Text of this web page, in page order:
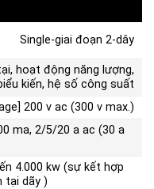
Single-giai đoạn 2-dây
hoạt động năng lượng,
kiến, hệ số công suất
200 v ac (300 v max.)
ma, 2/5/20 a ac (30 a
4.000 kw (sự kết hợp
tại dãy )